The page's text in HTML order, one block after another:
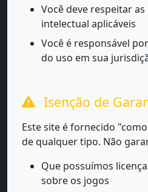
Você deve respeitar
intelectual aplicáveis
Você é responsável
do uso em sua
Isenção de
Este site é fornecido
de qualquer tipo. Não
Que possuímos
sobre os jogos